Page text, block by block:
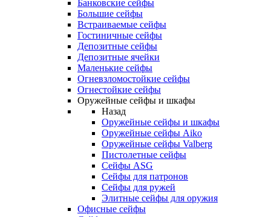
Банковские сейфы
Большие сейфы
Встраиваемые сейфы
Гостиничные сейфы
Депозитные сейфы
Депозитные ячейки
Маленькие сейфы
Огневзломостойкие сейфы
Огнестойкие сейфы
Оружейные сейфы и шкафы
Назад
Оружейные сейфы и шкафы
Оружейные сейфы Aiko
Оружейные сейфы Valberg
Пистолетные сейфы
Сейфы ASG
Сейфы для патронов
Сейфы для ружей
Элитные сейфы для оружия
Офисные сейфы